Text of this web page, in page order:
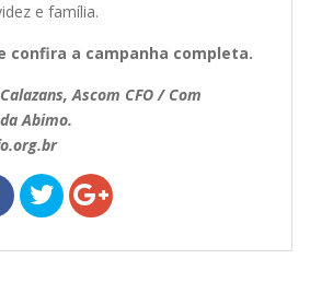
e família.
confira a campanha completa.
Ascom CFO / Com
Abimo.